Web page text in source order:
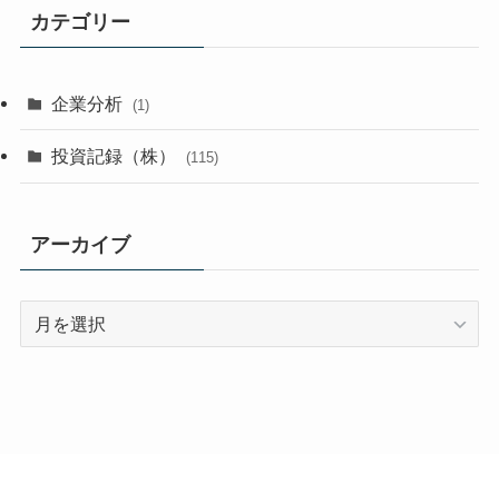
カテゴリー
企業分析 (1)
投資記録（株） (115)
アーカイブ